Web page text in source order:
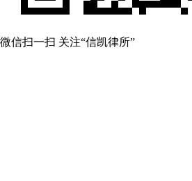
微信扫一扫 关注“信凯律所”